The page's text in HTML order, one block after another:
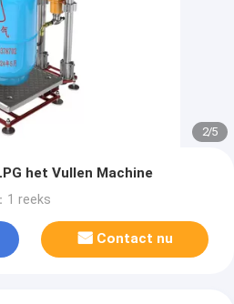
2/5
het Vullen Machine
1 reeks
Contact nu